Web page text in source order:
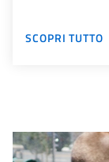
SCOPRI TUTTO